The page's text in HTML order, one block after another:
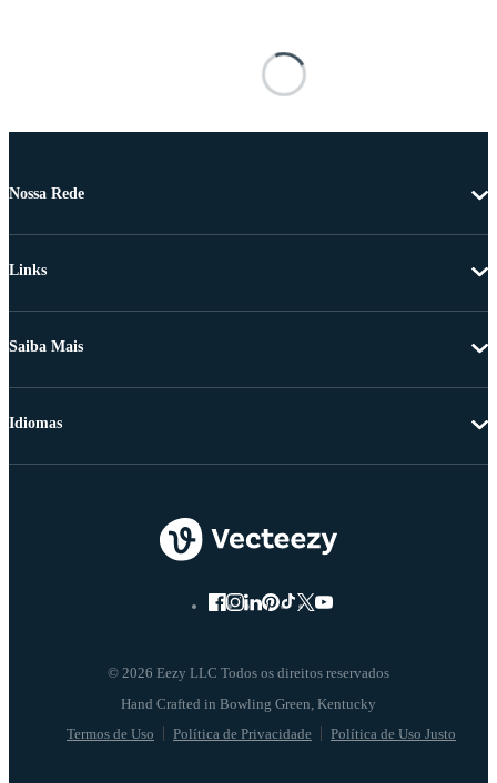
Nossa Rede
Links
Saiba Mais
© 2026 Eezy LLC Todos os direitos reservados
Termos de Uso Política de Privacidade Política de Uso Justo
Idiomas